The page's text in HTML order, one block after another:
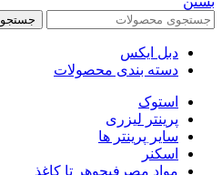
جستجو
دبل ایکس
دسته بندی محصولات
استوک
پرینتر لیزری
سایر پرینتر ها
اسکنر
مواد مصرفیجوهر تا کاغذ